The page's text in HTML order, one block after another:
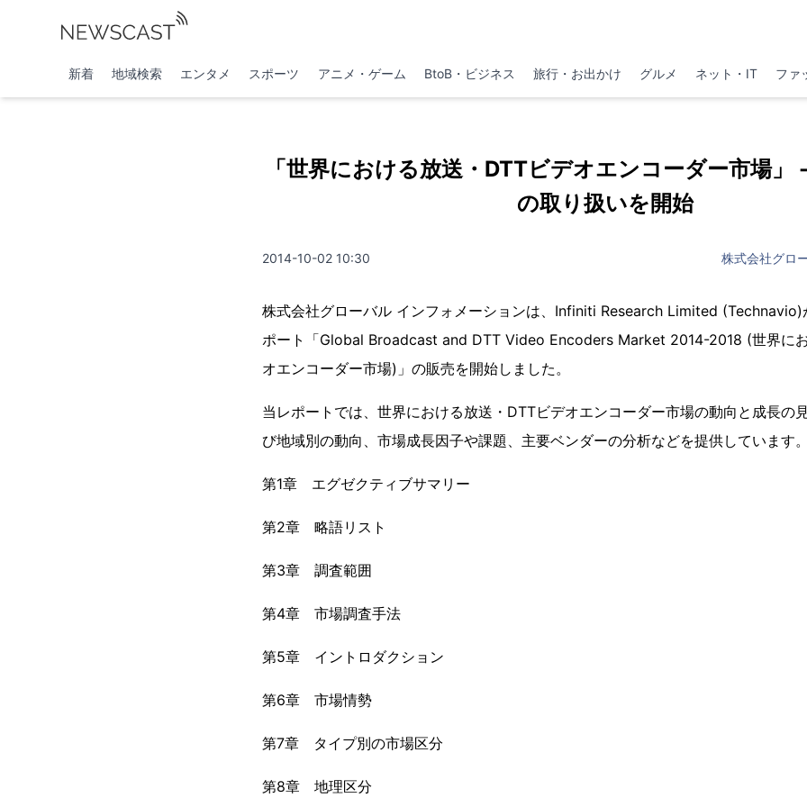
新着 地域検索 エンタメ スポーツ アニメ・ゲーム BtoB・ビジネス 旅行・お出かけ グルメ ネット・IT ファ
「世界における放送・DTTビデオエンコーダー市場」
の取り扱いを開始
2014-10-02 10:30 株式会社グロ
株式会社グローバル インフォメーションは、Infiniti Research Limited (Technavio)
ポート「Global Broadcast and DTT Video Encoders Market 2014-2018 (世界に
オエンコーダー市場)」の販売を開始しました。
当レポートでは、世界における放送・DTTビデオエンコーダー市場の動向と成長の
び地域別の動向、市場成長因子や課題、主要ベンダーの分析などを提供しています。
第1章 エグゼクティブサマリー
第2章 略語リスト
第3章 調査範囲
第4章 市場調査手法
第5章 イントロダクション
第6章 市場情勢
第7章 タイプ別の市場区分
第8章 地理区分